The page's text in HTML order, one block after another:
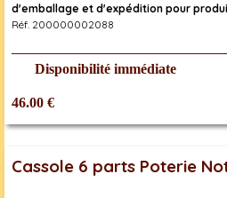
d'emballage et d'expédition pour
Réf. 200000002088
Disponibilité immédiate
46.00 €
Cassole 6 parts Poterie